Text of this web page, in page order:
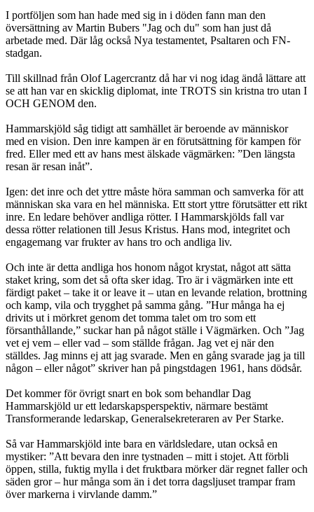
I portföljen som han hade med sig in i döden fann man den
översättning av Martin Bubers "Jag och du" som han just då
arbetade med. Där låg också Nya testamentet, Psaltaren och FN-
stadgan.
Till skillnad från Olof Lagercrantz då har vi nog idag ändå lättare att
se att han var en skicklig diplomat, inte TROTS sin kristna tro utan I
OCH GENOM den.
Hammarskjöld såg tidigt att samhället är beroende av människor
med en vision. Den inre kampen är en förutsättning för kampen för
fred. Eller med ett av hans mest älskade vägmärken: ”Den längsta
resan är resan inåt”.
Igen: det inre och det yttre måste höra samman och samverka för att
människan ska vara en hel människa. Ett stort yttre förutsätter ett rikt
inre. En ledare behöver andliga rötter. I Hammarskjölds fall var
dessa rötter relationen till Jesus Kristus. Hans mod, integritet och
engagemang var frukter av hans tro och andliga liv.
Och inte är detta andliga hos honom något krystat, något att sätta
staket kring, som det så ofta sker idag. Tro är i vägmärken inte ett
färdigt paket – take it or leave it – utan en levande relation, brottning
och kamp, vila och trygghet på samma gång. ”Hur många ha ej
drivits ut i mörkret genom det tomma talet om tro som ett
försanthållande,” suckar han på något ställe i Vägmärken. Och ”Jag
vet ej vem – eller vad – som ställde frågan. Jag vet ej när den
ställdes. Jag minns ej att jag svarade. Men en gång svarade jag ja till
någon – eller något” skriver han på pingstdagen 1961, hans dödsår.
Det kommer för övrigt snart en bok som behandlar Dag
Hammarskjöld ur ett ledarskapsperspektiv, närmare bestämt
Transformerande ledarskap, Generalsekreteraren av Per Starke.
Så var Hammarskjöld inte bara en världsledare, utan också en
mystiker: ”Att bevara den inre tystnaden – mitt i stojet. Att förbli
öppen, stilla, fuktig mylla i det fruktbara mörker där regnet faller och
säden gror – hur många som än i det torra dagsljuset trampar fram
över markerna i virvlande damm.”